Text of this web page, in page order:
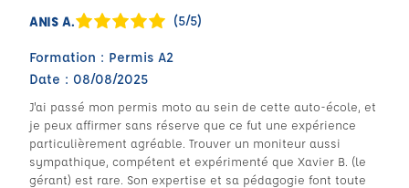
ANIS A. (5/5)
Formation : Permis A2
Date : 08/08/2025
J'ai passé mon permis moto au sein de cette auto-école, et
je peux affirmer sans réserve que ce fut une expérience
particulièrement agréable. Trouver un moniteur aussi
sympathique, compétent et expérimenté que Xavier B. (le
gérant) est rare. Son expertise et sa pédagogie font toute